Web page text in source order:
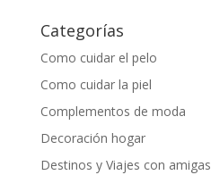
Categorías
Como cuidar el pelo
Como cuidar la piel
Complementos de moda
Decoración hogar
Destinos y Viajes con amigas